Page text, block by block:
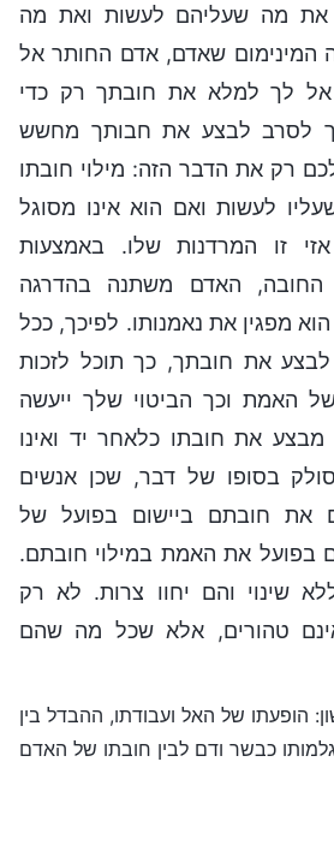
מה שעליהם לעשות ואת מה
המינימום שאדם, אדם החותר אל
לך למלא את חובתך רק כדי
לסרב לבצע את חבותך מחשש
רק את הדבר הזה: מילוי חובתו
לעשות ואם הוא אינו מסוגל
זו המרדנות שלו. באמצעות
החובה, האדם משתנה בהדרגה
מפגין את נאמנותו. לפיכך, ככל
את חובתך, כך תוכל לזכות
האמת וכך הביטוי שלך ייעשה
את חובתו כלאחר יד ואינו
בסופו של דבר, שכן אנשים
את חובתם ביישום בפועל של
בפועל את האמת במילוי חובתם.
שינוי והם יחוו צרות. לא רק
טהורים, אלא שכל מה שהם
הופעתו של האל ועבודתו, ההבדל בין
כבשר ודם לבין חובתו של האדם